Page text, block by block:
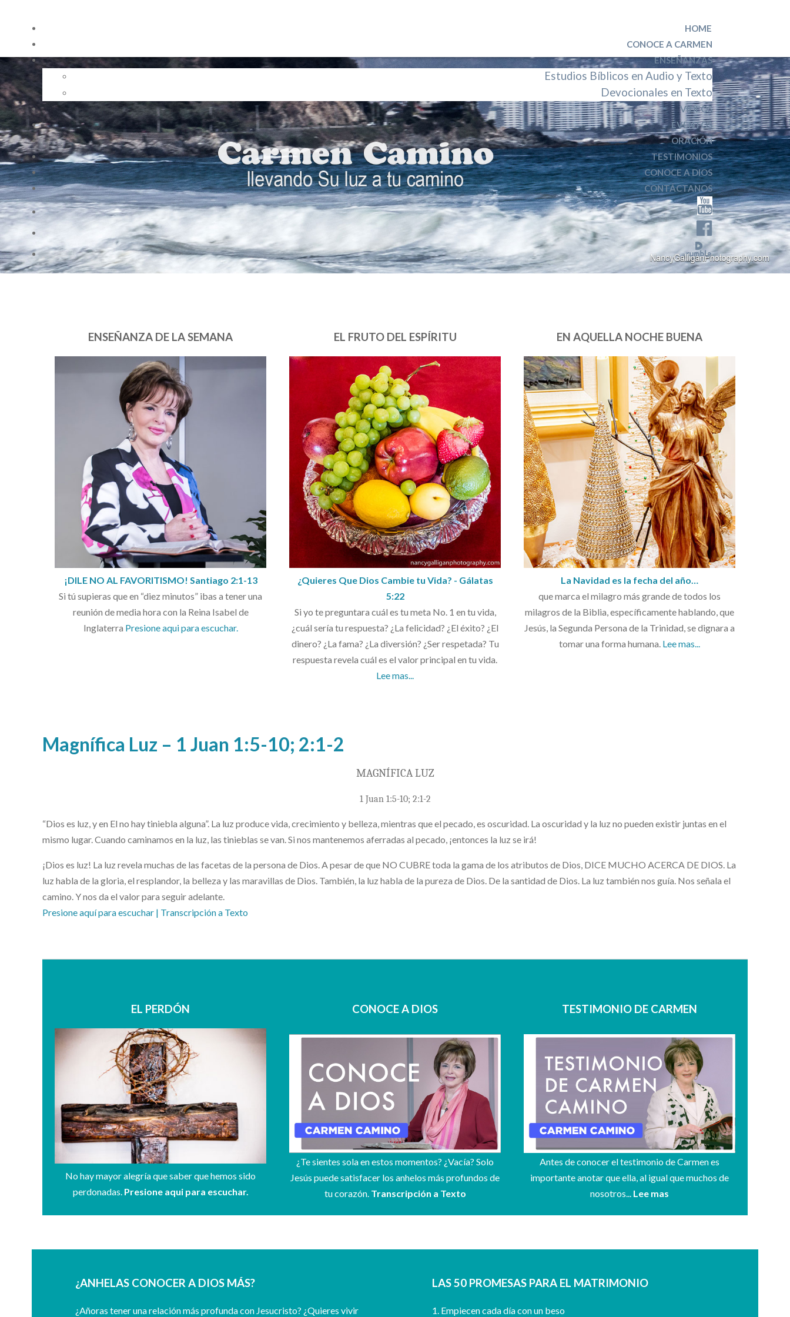
HOME
CONOCE A CARMEN
ENSEÑANZAS
Estudios Bíblicos en Audio y Texto
Devocionales en Texto
VIDEOS
EVENTOS
ORACIÓN
TESTIMONIOS
CONOCE A DIOS
CONTÁCTANOS
ENSEÑANZA DE LA SEMANA
¡DILE NO AL FAVORITISMO! Santiago 2:1-13
Si tú supieras que en “diez minutos” ibas a tener una
reunión de media hora con la Reina Isabel de
Inglaterra Presione aqui para escuchar.
EL FRUTO DEL ESPÍRITU
¿Quieres Que Dios Cambie tu Vida? - Gálatas
5:22
Si yo te preguntara cuál es tu meta No. 1 en tu vida,
¿cuál sería tu respuesta? ¿La felicidad? ¿El éxito? ¿El
dinero? ¿La fama? ¿La diversión? ¿Ser respetada? Tu
respuesta revela cuál es el valor principal en tu vida.
Lee mas...
EN AQUELLA NOCHE BUENA
La Navidad es la fecha del año…
que marca el milagro más grande de todos los
milagros de la Biblia, específicamente hablando, que
Jesús, la Segunda Persona de la Trinidad, se dignara a
tomar una forma humana. Lee mas...
Magnífica Luz – 1 Juan 1:5-10; 2:1-2
MAGNÍFICA LUZ
1 Juan 1:5-10; 2:1-2
“Dios es luz, y en El no hay tiniebla alguna”. La luz produce vida, crecimiento y belleza, mientras que el pecado, es oscuridad. La oscuridad y la luz no pueden existir juntas en el
mismo lugar. Cuando caminamos en la luz, las tinieblas se van. Si nos mantenemos aferradas al pecado, ¡entonces la luz se irá!
¡Dios es luz! La luz revela muchas de las facetas de la persona de Dios. A pesar de que NO CUBRE toda la gama de los atributos de Dios, DICE MUCHO ACERCA DE DIOS. La
luz habla de la gloria, el resplandor, la belleza y las maravillas de Dios. También, la luz habla de la pureza de Dios. De la santidad de Dios. La luz también nos guía. Nos señala el
camino. Y nos da el valor para seguir adelante.
Presione aquí para escuchar | Transcripción a Texto
EL PERDÓN
No hay mayor alegría que saber que hemos sido
perdonadas. Presione aqui para escuchar.
CONOCE A DIOS
¿Te sientes sola en estos momentos? ¿Vacía? Solo
Jesús puede satisfacer los anhelos más profundos de
tu corazón. Transcripción a Texto
TESTIMONIO DE CARMEN
Antes de conocer el testimonio de Carmen es
importante anotar que ella, al igual que muchos de
nosotros... Lee mas
¿ANHELAS CONOCER A DIOS MÁS?
¿Añoras tener una relación más profunda con Jesucristo? ¿Quieres vivir
LAS 50 PROMESAS PARA EL MATRIMONIO
1. Empiecen cada día con un beso